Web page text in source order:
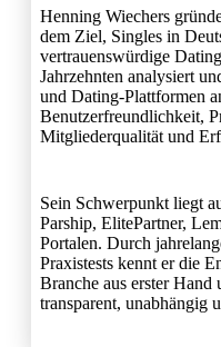
Henning Wiechers
dem Ziel, Singles in
vertrauenswürdige
Jahrzehnten analysiert
und Dating-Plattformen
Benutzerfreundlichkeit,
Mitgliederqualität und
Sein Schwerpunkt liegt
Parship, ElitePartner,
Portalen. Durch
Praxistests kennt er die
Branche aus erster Hand
transparent, unabhängig